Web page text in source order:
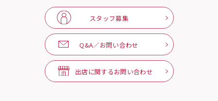
スタッフ募集
Q&A／お問い合わせ
出店に関するお問い合わせ